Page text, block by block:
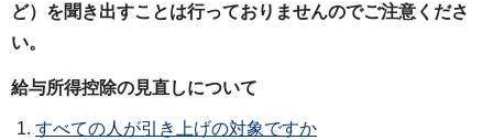
ど）を聞き出すことは行っておりませんのでご注意くださ
い。
給与所得控除の見直しについて
すべての人が引き上げの対象ですか